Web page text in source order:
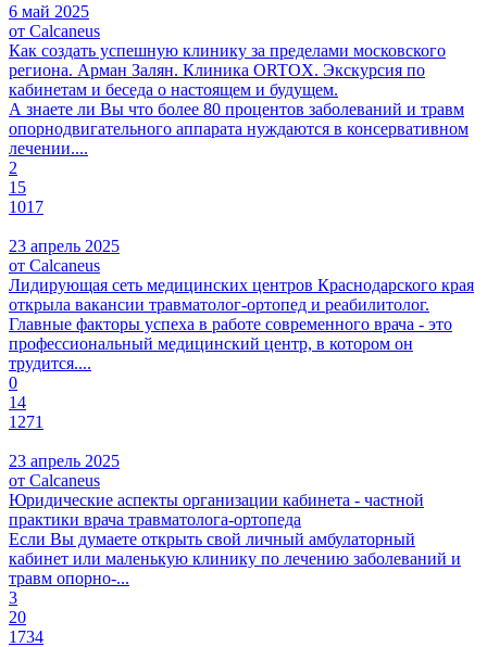
6 май 2025
от Calcaneus
Как создать успешную клинику за пределами московского
региона. Арман Залян. Клиника ORTOX. Экскурсия по
кабинетам и беседа о настоящем и будущем.
А знаете ли Вы что более 80 процентов заболеваний и травм
опорнодвигательного аппарата нуждаются в консервативном
лечении....
2
15
1017
23 апрель 2025
от Calcaneus
Лидирующая сеть медицинских центров Краснодарского края
открыла вакансии травматолог-ортопед и реабилитолог.
Главные факторы успеха в работе современного врача - это
профессиональный медицинский центр, в котором он
трудится....
0
14
1271
23 апрель 2025
от Calcaneus
Юридические аспекты организации кабинета - частной
практики врача травматолога-ортопеда
Если Вы думаете открыть свой личный амбулаторный
кабинет или маленькую клинику по лечению заболеваний и
травм опорно-...
3
20
1734